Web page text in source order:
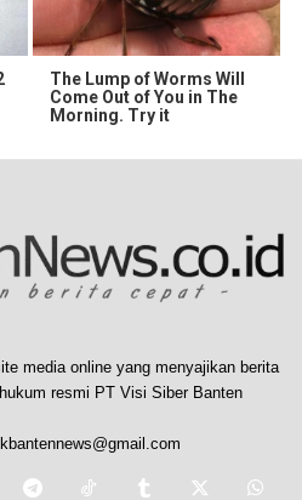
The Lump of Worms Will
Come Out of You in The
Morning. Try it
media online yang menyajikan berita
resmi PT Visi Siber Banten